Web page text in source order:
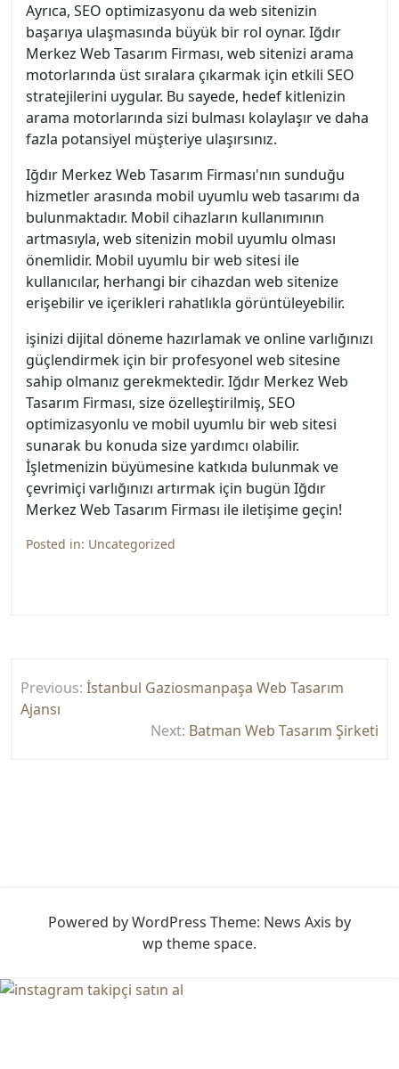
Ayrıca, SEO optimizasyonu da web sitenizin
başarıya ulaşmasında büyük bir rol oynar. Iğdır
Merkez Web Tasarım Firması, web sitenizi arama
motorlarında üst sıralara çıkarmak için etkili SEO
stratejilerini uygular. Bu sayede, hedef kitlenizin
arama motorlarında sizi bulması kolaylaşır ve daha
fazla potansiyel müşteriye ulaşırsınız.
Iğdır Merkez Web Tasarım Firması'nın sunduğu
hizmetler arasında mobil uyumlu web tasarımı da
bulunmaktadır. Mobil cihazların kullanımının
artmasıyla, web sitenizin mobil uyumlu olması
önemlidir. Mobil uyumlu bir web sitesi ile
kullanıcılar, herhangi bir cihazdan web sitenize
erişebilir ve içerikleri rahatlıkla görüntüleyebilir.
işinizi dijital döneme hazırlamak ve online varlığınızı
güçlendirmek için bir profesyonel web sitesine
sahip olmanız gerekmektedir. Iğdır Merkez Web
Tasarım Firması, size özelleştirilmiş, SEO
optimizasyonlu ve mobil uyumlu bir web sitesi
sunarak bu konuda size yardımcı olabilir.
İşletmenizin büyümesine katkıda bulunmak ve
çevrimiçi varlığınızı artırmak için bugün Iğdır
Merkez Web Tasarım Firması ile iletişime geçin!
Posted in: Uncategorized
gezinmesi
Previous: İstanbul Gaziosmanpaşa Web Tasarım
Ajansı
Next: Batman Web Tasarım Şirketi
Powered by WordPress Theme: News Axis by
wp theme space.